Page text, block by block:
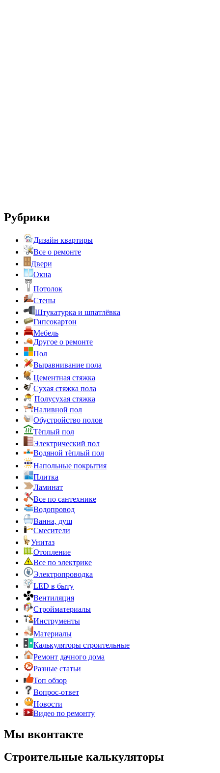
Рубрики
Дизайн квартиры
Все о ремонте
Двери
Окна
Потолок
Стены
Штукатурка и шпатлёвка
Гипсокартон
Мебель
Другое о ремонте
Пол
Выравнивание пола
Цементная стяжка
Сухая стяжка пола
Полусухая стяжка
Наливной пол
Обустройство полов
Тёплый пол
Электрический пол
Водяной тёплый пол
Напольные покрытия
Плитка
Ламинат
Все по сантехнике
Водопровод
Ванна, душ
Смесители
Унитаз
Отопление
Все по электрике
Электропроводка
LED в быту
Вентиляция
Стройматериалы
Инструменты
Материалы
Калькуляторы строительные
Ремонт дачного дома
Разные статьи
Топ обзор
Вопрос-ответ
Новости
Видео по ремонту
Мы вконтакте
Строительные калькуляторы